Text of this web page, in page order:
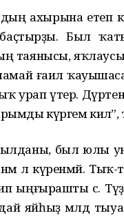
ахырына етеп
Был
таянысы,
ғаилә
урап үтер.
күргем
был юлы
нәмә лә күренмәй.
ыңғырашты әсә.
яйһыҙ мәлдә